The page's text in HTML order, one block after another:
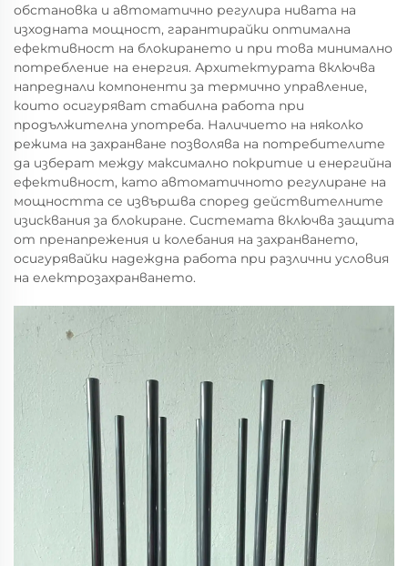
обстановка и автоматично регулира нивата на
изходната мощност, гарантирайки оптимална
ефективност на блокирането и при това минимално
потребление на енергия. Архитектурата включва
напреднали компоненти за термично управление,
които осигуряват стабилна работа при
продължителна употреба. Наличието на няколко
режима на захранване позволява на потребителите
да изберат между максимално покритие и енергийна
ефективност, като автоматичното регулиране на
мощността се извършва според действителните
изисквания за блокиране. Системата включва защита
от пренапрежения и колебания на захранването,
осигурявайки надеждна работа при различни условия
на електрозахранването.